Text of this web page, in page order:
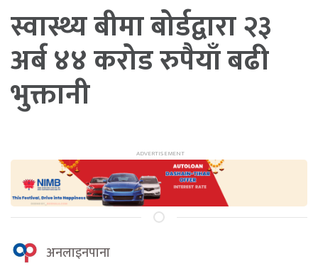
स्वास्थ्य बीमा बोर्डद्वारा २३
अर्ब ४४ करोड रुपैयाँ बढी
भुक्तानी
अनलाइनपाना